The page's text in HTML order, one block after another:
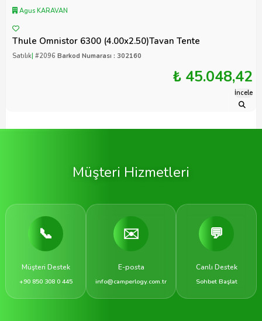
Agus KARAVAN
Thule Omnistor 6300 (4.00x2.50)Tavan Tente
Satılık| #2096 Barkod Numarası : 302160
₺ 45.048,42
İncele
Müşteri Hizmetleri
📞
Müşteri Destek
+90 850 308 0 445
✉️
E-posta
info@camperlogy.com.tr
💬
Canlı Destek
Sohbet Başlat